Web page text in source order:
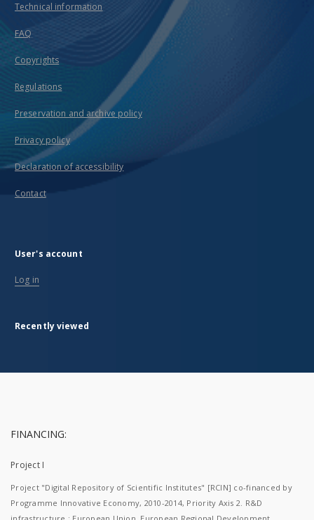
Technical information
FAQ
Copyrights
Regulations
Preservation and archive policy
Privacy policy
Declaration of accessibility
Contact
User's account
Log in
Recently viewed
FINANCING:
Project I
Project "Digital Repository of Scientific Institutes" [RCIN] co-financed by
Programme Innovative Economy, 2010-2014, Priority Axis 2. R&D